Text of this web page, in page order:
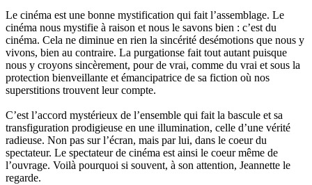
Le cinéma est une bonne mystification qui fait l’assemblage. Le
cinéma nous mystifie à raison et nous le savons bien : c’est du
cinéma. Cela ne diminue en rien la sincérité desémotions que nous y
vivons, bien au contraire. La purgationse fait tout autant puisque
nous y croyons sincèrement, pour de vrai, comme du vrai et sous la
protection bienveillante et émancipatrice de sa fiction où nos
superstitions trouvent leur compte.
C’est l’accord mystérieux de l’ensemble qui fait la bascule et sa
transfiguration prodigieuse en une illumination, celle d’une vérité
radieuse. Non pas sur l’écran, mais par lui, dans le coeur du
spectateur. Le spectateur de cinéma est ainsi le coeur même de
l’ouvrage. Voilà pourquoi si souvent, à son attention, Jeannette le
regarde.